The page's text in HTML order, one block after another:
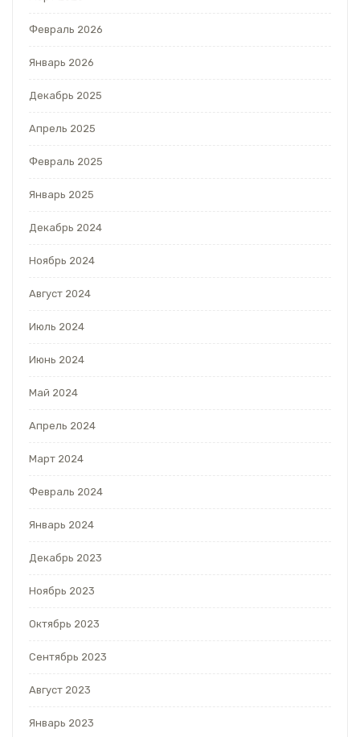
Февраль 2026
Январь 2026
Декабрь 2025
Апрель 2025
Февраль 2025
Январь 2025
Декабрь 2024
Ноябрь 2024
Август 2024
Июль 2024
Июнь 2024
Май 2024
Апрель 2024
Март 2024
Февраль 2024
Январь 2024
Декабрь 2023
Ноябрь 2023
Октябрь 2023
Сентябрь 2023
Август 2023
Январь 2023